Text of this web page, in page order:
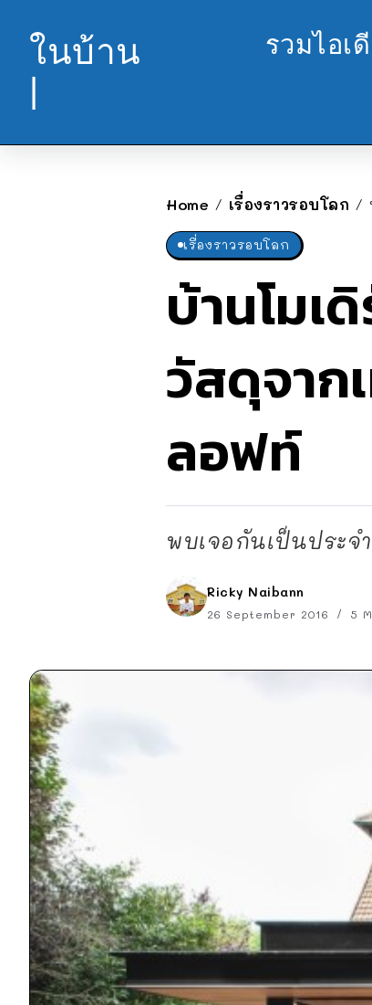
ในบ้าน
|
รวมไอเ
Home / เรื่องราวรอบโลก /
เรื่องราวรอบโลก
บ้านโมเ
วัสดุจาก
ลอฟท์
พบเจอกันเป็นประจ
Ricky Naibann
26 September 2016 5